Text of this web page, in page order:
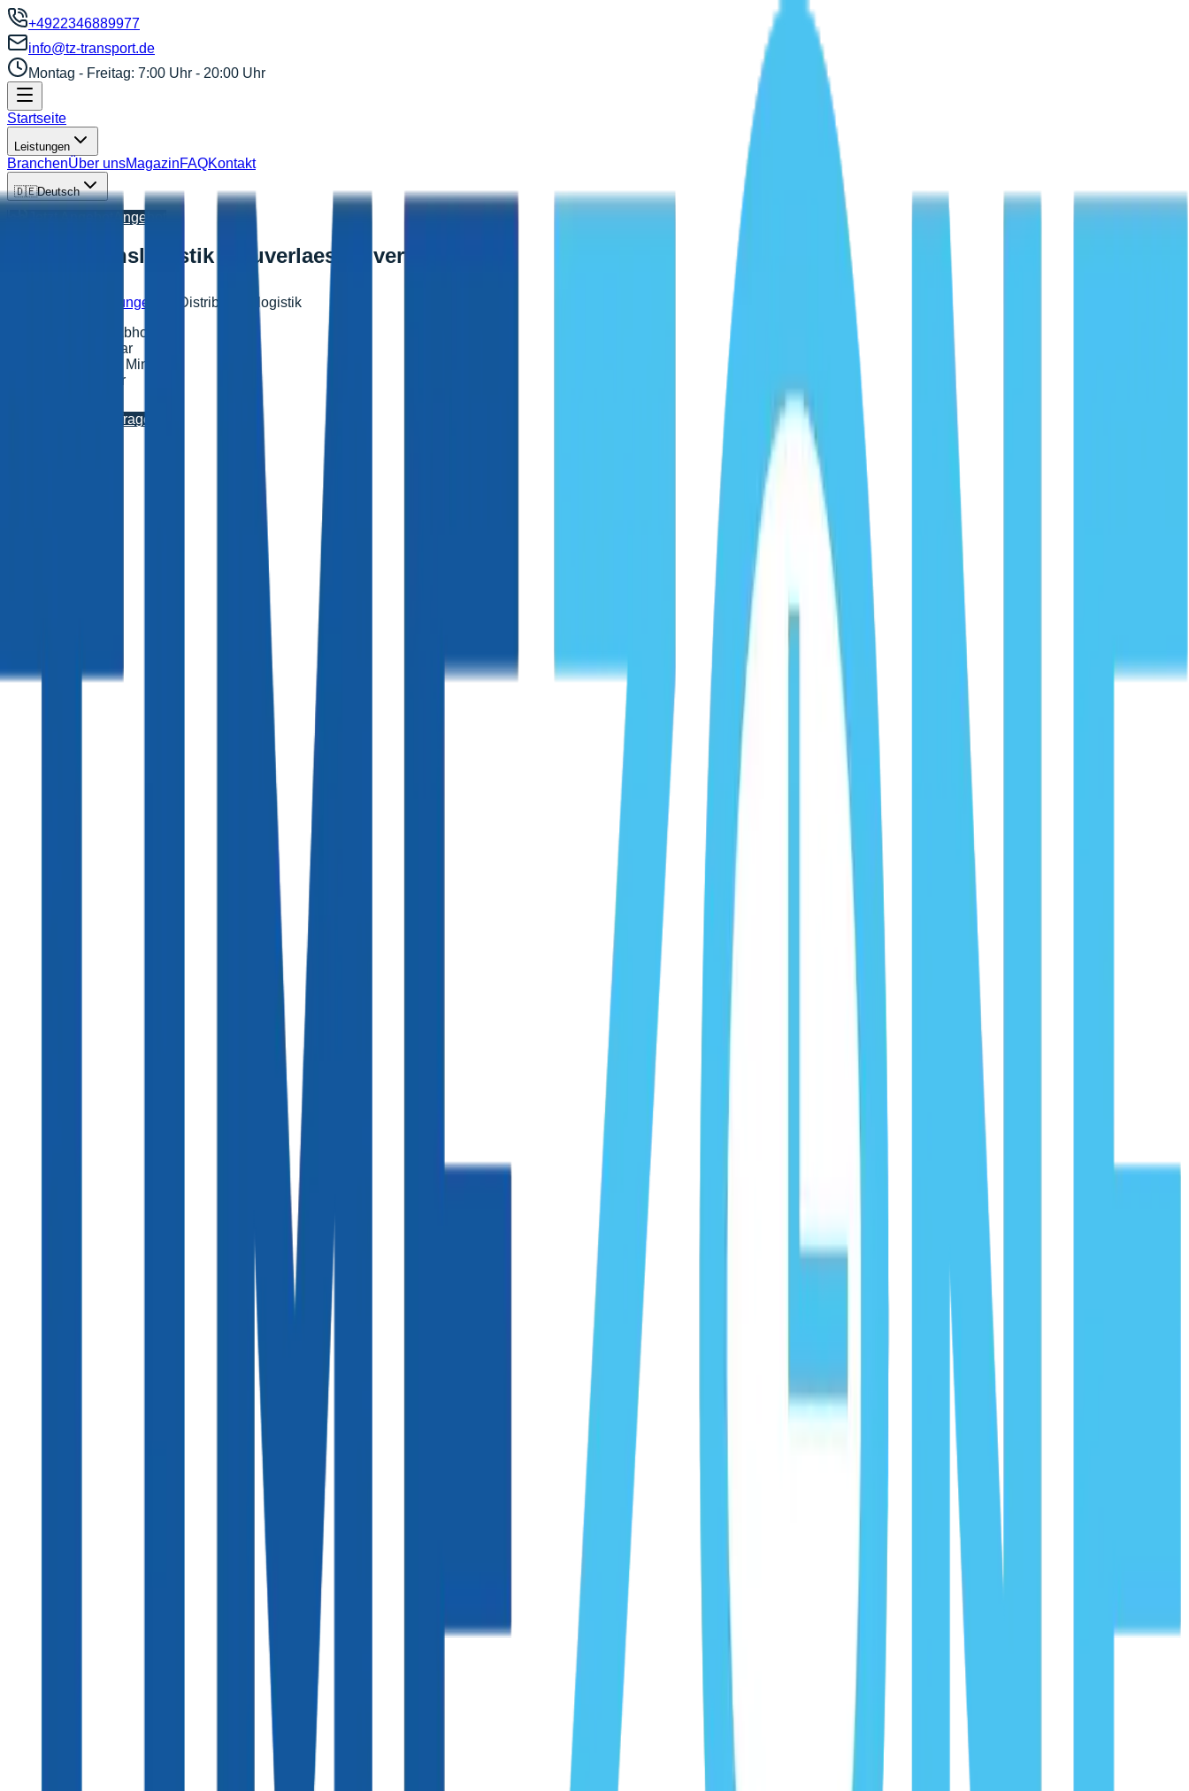
+4922346889977
info@tz-transport.de
Montag - Freitag: 7:00 Uhr - 20:00 Uhr
Startseite
Leistungen
BranchenÜber unsMagazinFAQKontakt
🇩🇪Deutsch
Angebot
Distributionslogistik – Zuverlaessig verteilen
Leistungen
Distributionslogistik
Same-Day-Abholung
24/7 verfügbar
Angebot in 2 Minuten
Notfall-Kurier
Distribution anfragen